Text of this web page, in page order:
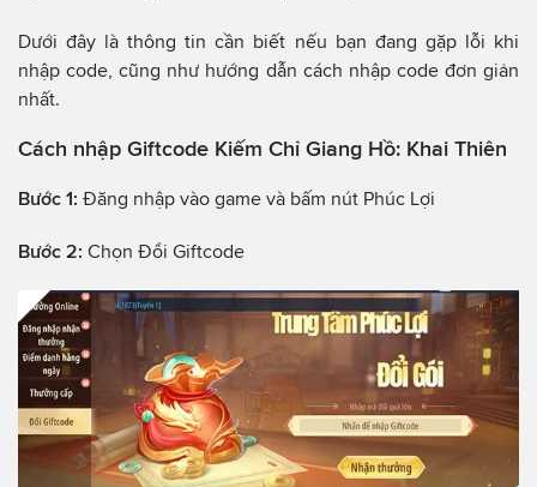
Dưới đây là thông tin cần biết nếu bạn đang gặp lỗi khi
nhập code, cũng như hướng dẫn cách nhập code đơn giản
nhất.
Cách nhập Giftcode Kiếm Chỉ Giang Hồ: Khai Thiên
Bước 1: Đăng nhập vào game và bấm nút Phúc Lợi
Bước 2: Chọn Đổi Giftcode